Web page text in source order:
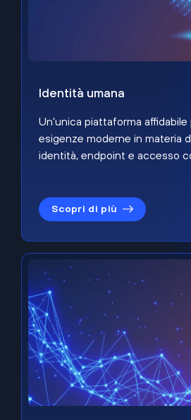
Identità umana
Un'unica piattaforma affidabile
esigenze moderne in materia
identità, endpoint e accesso
Scopri di più